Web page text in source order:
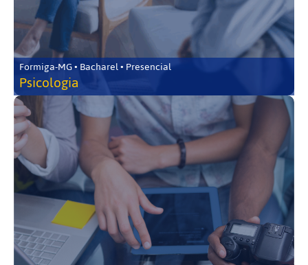
Formiga-MG • Bacharel • Presencial
Psicologia